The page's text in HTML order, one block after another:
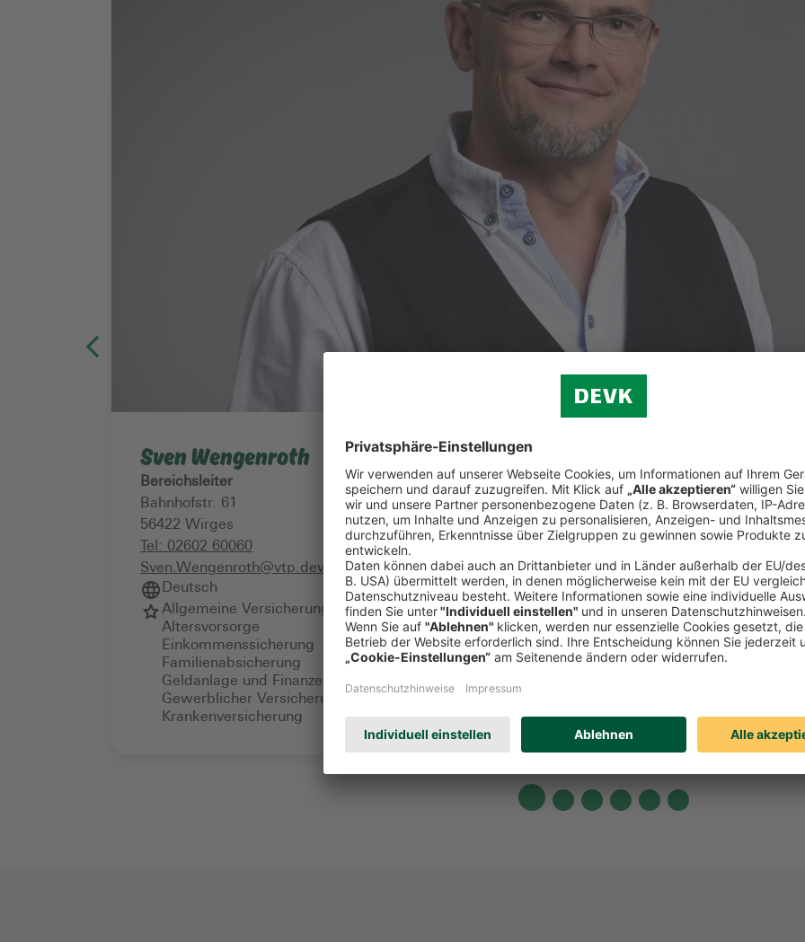
Sven Wengenroth
Bereichsleiter
Bahnhofstr. 61
56422 Wirges
Tel: 02602 60060
Sven.Wengenroth@vtp.devk.de
Deutsch
Allgemeine Versicherungsberatung
Altersvorsorge
Einkommenssicherung
Familienabsicherung
Geldanlage und Finanzen
Gewerblicher Versicherungsschutz
Krankenversicherung